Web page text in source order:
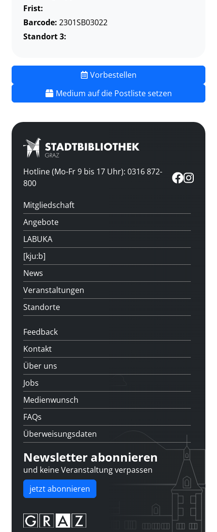
Frist:
Barcode: 2301SB03022
Standort 3:
Vorbestellen
Medium auf die Postliste setzen
Hotline (Mo-Fr 9 bis 17 Uhr): 0316 872-
800
Mitgliedschaft
Angebote
LABUKA
[kju:b]
News
Veranstaltungen
Standorte
Feedback
Kontakt
Über uns
Jobs
Medienwunsch
FAQs
Überweisungsdaten
Newsletter abonnieren
und keine Veranstaltung verpassen
jetzt abonnieren